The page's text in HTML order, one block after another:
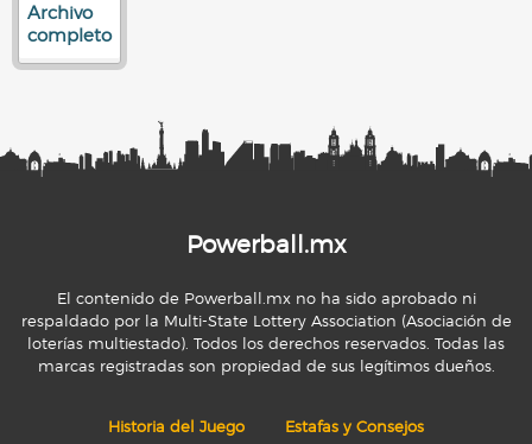
Archivo
completo
Powerball.mx
El contenido de Powerball.mx no ha sido aprobado ni
respaldado por la Multi-State Lottery Association (Asociación de
loterías multiestado). Todos los derechos reservados. Todas las
marcas registradas son propiedad de sus legítimos dueños.
Historia del Juego Estafas y Consejos